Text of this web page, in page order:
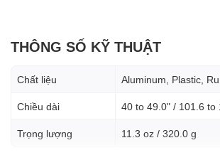
THÔNG SỐ KỸ THUẬT
Chất liệu Aluminum, Plastic,
Chiều dài 40 to 49.0" / 101.6 to
Trọng lượng 11.3 oz / 320.0 g